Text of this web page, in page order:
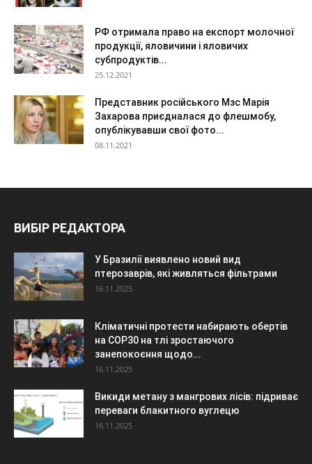
РФ отримала право на експорт молочної
продукції, яловичини і яловичих
субпродуктів...
25.12.2021
Представник російського Мзс Марія
Захарова приєдналася до флешмобу,
опублікувавши свої фото...
08.11.2021
ВИБІР РЕДАКТОРА
У Бразилії виявлено новий вид
птерозаврів, які живляться фільтрами
16.11.2025
Кліматичні протести набирають обертів
на COP30 на тлі зростаючого
занепокоєння щодо...
16.11.2025
Викиди метану з мангрових лісів: підриває
переваги блакитного вуглецю
16.11.2025